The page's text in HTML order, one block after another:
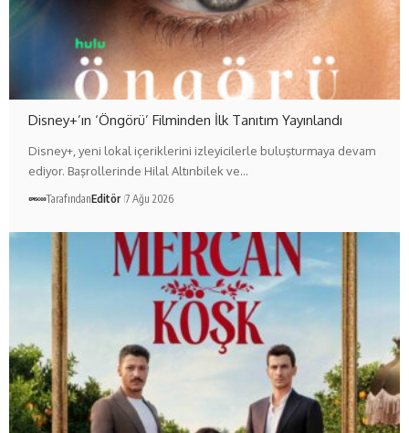
Disney+’ın ‘Öngörü’ Filminden İlk Tanıtım Yayınlandı
Disney+, yeni lokal içeriklerini izleyicilerle buluşturmaya devam
ediyor. Başrollerinde Hilal Altınbilek ve…
TarafındanEditör 7 Ağu 2026